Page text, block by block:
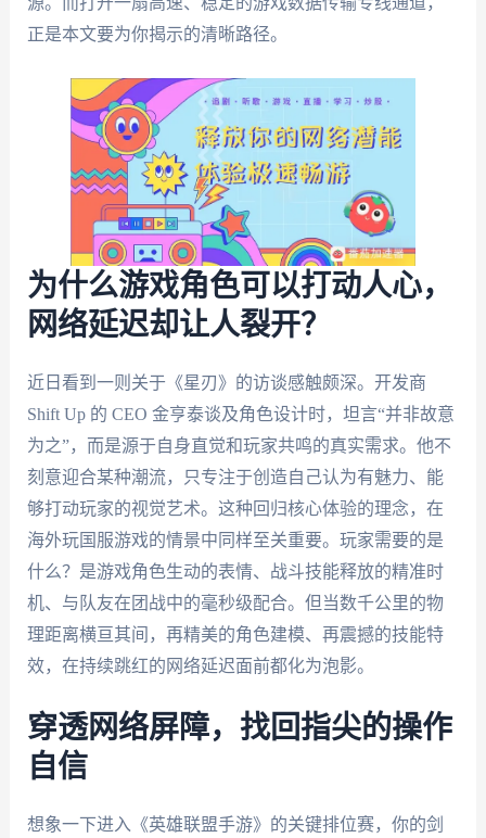
正是本文要为你揭示的清晰路径。
为什么游戏角色可以打动人心，
网络延迟却让人裂开？
近日看到一则关于《星刃》的访谈感触颇深。开发商
Shift Up 的 CEO 金亨泰谈及角色设计时，坦言“并非故意
为之”，而是源于自身直觉和玩家共鸣的真实需求。他不
刻意迎合某种潮流，只专注于创造自己认为有魅力、能
够打动玩家的视觉艺术。这种回归核心体验的理念，在
海外玩国服游戏的情景中同样至关重要。玩家需要的是
什么？是游戏角色生动的表情、战斗技能释放的精准时
机、与队友在团战中的毫秒级配合。但当数千公里的物
理距离横亘其间，再精美的角色建模、再震撼的技能特
效，在持续跳红的网络延迟面前都化为泡影。
穿透网络屏障，找回指尖的操作
自信
想象一下进入《英雄联盟手游》的关键排位赛，你的剑